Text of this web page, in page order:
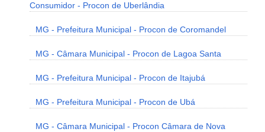
Consumidor - Procon de Uberlândia
MG - Prefeitura Municipal - Procon de Coromandel
MG - Câmara Municipal - Procon de Lagoa Santa
MG - Prefeitura Municipal - Procon de Itajubá
MG - Prefeitura Municipal - Procon de Ubá
MG - Câmara Municipal - Procon Câmara de Nova